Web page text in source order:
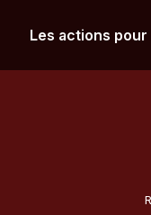
Les actions pour